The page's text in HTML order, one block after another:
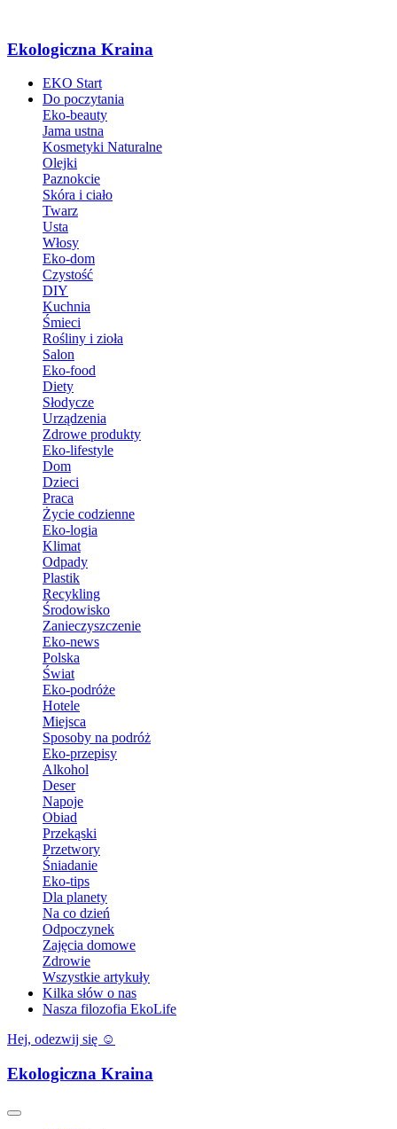
Ekologiczna Kraina
EKO Start
Do poczytania
Eko-beauty
Jama ustna
Kosmetyki Naturalne
Olejki
Paznokcie
Skóra i ciało
Twarz
Usta
Włosy
Eko-dom
Czystość
DIY
Kuchnia
Śmieci
Rośliny i zioła
Salon
Eko-food
Diety
Słodycze
Urządzenia
Zdrowe produkty
Eko-lifestyle
Dom
Dzieci
Praca
Życie codzienne
Eko-logia
Klimat
Odpady
Plastik
Recykling
Środowisko
Zanieczyszczenie
Eko-news
Polska
Świat
Eko-podróże
Hotele
Miejsca
Sposoby na podróż
Eko-przepisy
Alkohol
Deser
Napoje
Obiad
Przekąski
Przetwory
Śniadanie
Eko-tips
Dla planety
Na co dzień
Odpoczynek
Zajęcia domowe
Zdrowie
Wszystkie artykuły
Kilka słów o nas
Nasza filozofia EkoLife
Hej, odezwij się ☺️
Ekologiczna Kraina